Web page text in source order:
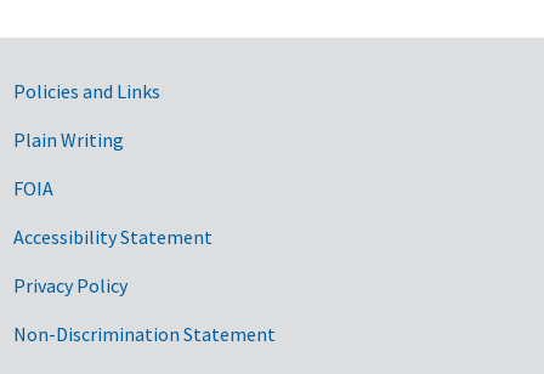
Government Links
Policies and Links
Plain Writing
FOIA
Accessibility Statement
Privacy Policy
Non-Discrimination Statement